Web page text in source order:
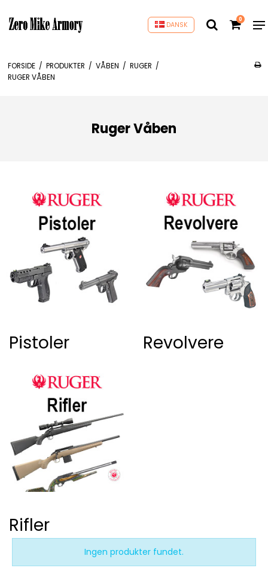
DANSK
0
FORSIDE / PRODUKTER / VÅBEN / RUGER /
RUGER VÅBEN
Ruger Våben
Pistoler Revolvere
Rifler
Ingen produkter fundet.